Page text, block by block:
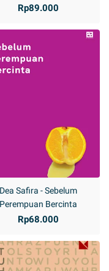
Rp89.000
Dea Safira - Sebelum
Perempuan Bercinta
Rp68.000